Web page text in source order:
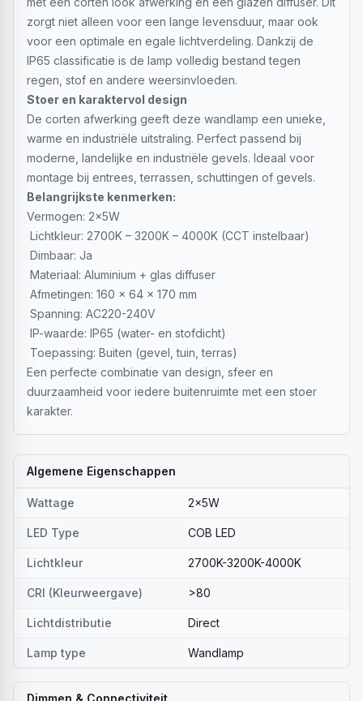
zorgt niet alleen voor een lange levensduur, maar ook
voor een optimale en egale lichtverdeling. Dankzij de
IP65 classificatie is de lamp volledig bestand tegen
regen, stof en andere weersinvloeden.
Stoer en karaktervol design
De corten afwerking geeft deze wandlamp een unieke,
warme en industriële uitstraling. Perfect passend bij
moderne, landelijke en industriële gevels. Ideaal voor
montage bij entrees, terrassen, schuttingen of gevels.
Belangrijkste kenmerken:
Vermogen: 2x5W
Lichtkleur: 2700K – 3200K – 4000K (CCT instelbaar)
Dimbaar: Ja
Materiaal: Aluminium + glas diffuser
Afmetingen: 160 x 64 x 170 mm
Spanning: AC220-240V
IP-waarde: IP65 (water- en stofdicht)
Toepassing: Buiten (gevel, tuin, terras)
Een perfecte combinatie van design, sfeer en
duurzaamheid voor iedere buitenruimte met een stoer
karakter.
Algemene Eigenschappen
Wattage 2x5W
LED Type COB LED
Lichtkleur 2700K-3200K-4000K
CRI (Kleurweergave) >80
Lichtdistributie Direct
Lamp type Wandlamp
Dimmen & Connectiviteit